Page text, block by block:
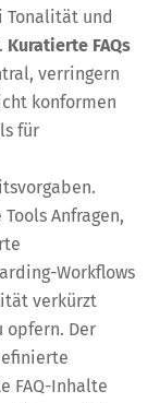
Tonalität und
Kuratierte FAQs
verringern
konformen
für
Tools Anfragen,
Workflows
verkürzt
opfern. Der
FAQ-Inhalte